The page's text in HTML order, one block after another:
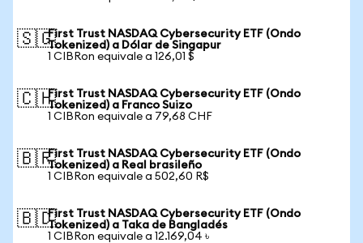
🇸🇬First Trust NASDAQ Cybersecurity ETF (Ondo
Tokenized) a Dólar de Singapur
1 CIBRon equivale a 126,01 $
🇨🇭First Trust NASDAQ Cybersecurity ETF (Ondo
Tokenized) a Franco Suizo
1 CIBRon equivale a 79,68 CHF
🇧🇷First Trust NASDAQ Cybersecurity ETF (Ondo
Tokenized) a Real brasileño
1 CIBRon equivale a 502,60 R$
🇧🇩First Trust NASDAQ Cybersecurity ETF (Ondo
Tokenized) a Taka de Bangladés
1 CIBRon equivale a 12.169,04 ৳